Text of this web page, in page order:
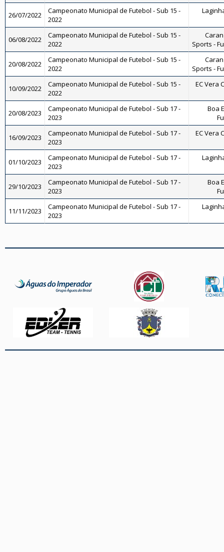
26/07/2022
Campeonato Municipal de Futebol - Sub 15 -
2022
06/08/2022
Campeonato Municipal de Futebol - Sub 15 -
2022
Sports -
20/08/2022
Campeonato Municipal de Futebol - Sub 15 -
2022
Sports -
10/09/2022
Campeonato Municipal de Futebol - Sub 15 -
2022
EC Vera
20/08/2023
Campeonato Municipal de Futebol - Sub 17 -
2023
Boa
16/09/2023
Campeonato Municipal de Futebol - Sub 17 -
2023
EC Vera
01/10/2023
Campeonato Municipal de Futebol - Sub 17 -
2023
29/10/2023
Campeonato Municipal de Futebol - Sub 17 -
2023
Boa
11/11/2023
Campeonato Municipal de Futebol - Sub 17 -
2023